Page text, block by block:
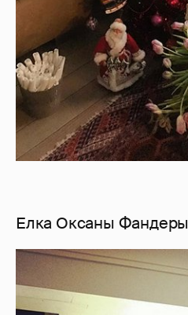
Елка Оксаны Фандеры